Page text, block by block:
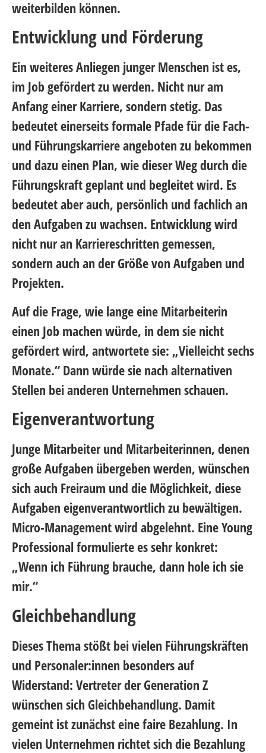
weiterbilden können.
Entwicklung und Förderung
Ein weiteres Anliegen junger Menschen ist es,
im Job gefördert zu werden. Nicht nur am
Anfang einer Karriere, sondern stetig. Das
bedeutet einerseits formale Pfade für die Fach-
und Führungskarriere angeboten zu bekommen
und dazu einen Plan, wie dieser Weg durch die
Führungskraft geplant und begleitet wird. Es
bedeutet aber auch, persönlich und fachlich an
den Aufgaben zu wachsen. Entwicklung wird
nicht nur an Karriereschritten gemessen,
sondern auch an der Größe von Aufgaben und
Projekten.
Auf die Frage, wie lange eine Mitarbeiterin
einen Job machen würde, in dem sie nicht
gefördert wird, antwortete sie: „Vielleicht sechs
Monate.“ Dann würde sie nach alternativen
Stellen bei anderen Unternehmen schauen.
Eigenverantwortung
Junge Mitarbeiter und Mitarbeiterinnen, denen
große Aufgaben übergeben werden, wünschen
sich auch Freiraum und die Möglichkeit, diese
Aufgaben eigenverantwortlich zu bewältigen.
Micro-Management wird abgelehnt. Eine Young
Professional formulierte es sehr konkret:
„Wenn ich Führung brauche, dann hole ich sie
mir.“
Gleichbehandlung
Dieses Thema stößt bei vielen Führungskräften
und Personaler:innen besonders auf
Widerstand: Vertreter der Generation Z
wünschen sich Gleichbehandlung. Damit
gemeint ist zunächst eine faire Bezahlung. In
vielen Unternehmen richtet sich die Bezahlung